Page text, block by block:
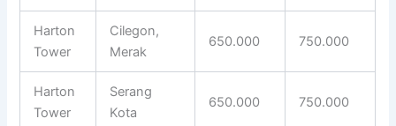
Harton
Tower
Cilegon,
Merak
650.000 750.000
Harton
Tower
Serang
Kota
650.000 750.000